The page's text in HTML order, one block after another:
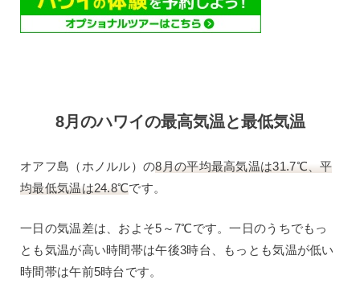
8月のハワイの最高気温と最低気温
オアフ島（ホノルル）の8月の平均最高気温は31.7℃、平
均最低気温は24.8℃です。
一日の気温差は、およそ5～7℃です。一日のうちでもっ
とも気温が高い時間帯は午後3時台、もっとも気温が低い
時間帯は午前5時台です。